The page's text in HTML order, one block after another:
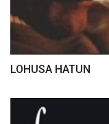
LOHUSA HATUN